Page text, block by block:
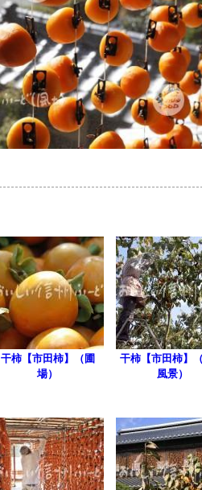
干柿【市田柿】（圃
場）
干柿【市田柿】
風景）